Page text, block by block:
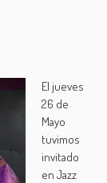
El jueves
26 de
Mayo
tuvimos
invitado
en Jazz